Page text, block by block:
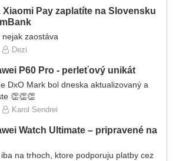
Xiaomi Pay zaplatíte na Slovensku
zaostáva
Dezi
P60 Pro - perleťový unikát
DxO Mark bol dneska aktualizovaný a
👏👏👏
Karol Sendrei
Watch Ultimate – pripravené na
na trhoch, ktore podporuju platby cez